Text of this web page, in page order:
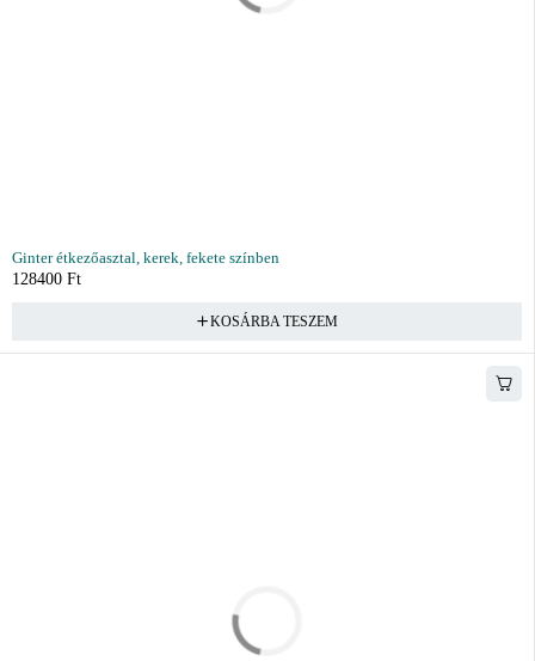
Ginter étkezőasztal, kerek, fekete színben
128400 Ft
KOSÁRBA TESZEM